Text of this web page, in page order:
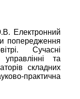
Електронний
попередження
Сучасні
управлінні та
складних
практична